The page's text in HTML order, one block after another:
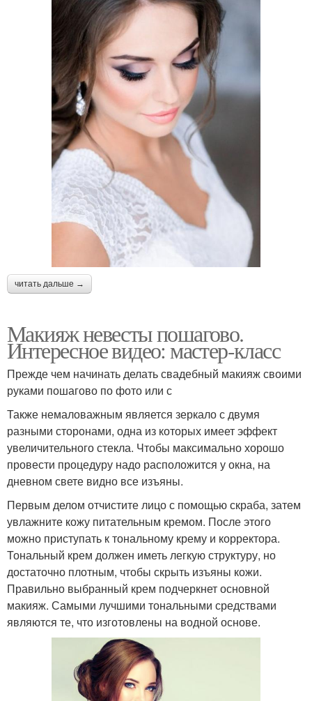
читать дальше →
Макияж невесты пошагово.
Интересное видео: мастер-класс
Прежде чем начинать делать свадебный макияж своими
руками пошагово по фото или с
Также немаловажным является зеркало с двумя
разными сторонами, одна из которых имеет эффект
увеличительного стекла. Чтобы максимально хорошо
провести процедуру надо расположится у окна, на
дневном свете видно все изъяны.
Первым делом отчистите лицо с помощью скраба, затем
увлажните кожу питательным кремом. После этого
можно приступать к тональному крему и корректора.
Тональный крем должен иметь легкую структуру, но
достаточно плотным, чтобы скрыть изъяны кожи.
Правильно выбранный крем подчеркнет основной
макияж. Самыми лучшими тональными средствами
являются те, что изготовлены на водной основе.